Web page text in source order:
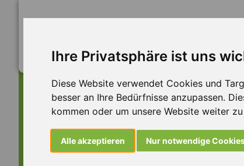
Ihre Privatsphäre ist uns
Diese Website verwendet Cookies und
besser an Ihre Bedürfnisse anzupassen.
kommen oder um unsere Website weiter
Alle akzeptieren Nur notwendige
Dieser Job ist
... aber vielleicht ist hier etwas